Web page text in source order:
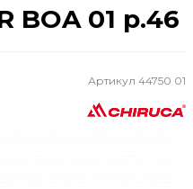
BOA 01 р.46
Артикул 44750 01